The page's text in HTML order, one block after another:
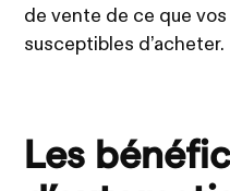
de vente de ce que
susceptibles d’acheter.
Les